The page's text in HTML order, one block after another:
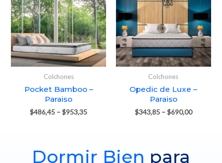
Colchones
Pocket Bamboo –
Paraiso
$486,45 –$953,35
Colchones
Opedic de Luxe –
Paraiso
$343,85–$690,00
Dormir Bien para